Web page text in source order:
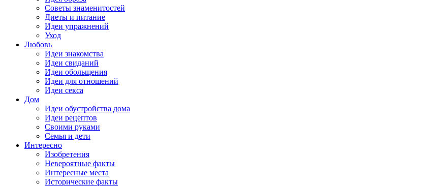
Советы знаменитостей
Диеты и питание
Идеи упражнений
Уход
Любовь
Идеи знакомства
Идеи свиданий
Идеи обольщения
Идеи для отношений
Идеи секса
Дом
Идеи обустройства дома
Идеи рецептов
Своими руками
Семья и дети
Интересно
Изобретения
Невероятные факты
Интересные места
Исторические факты